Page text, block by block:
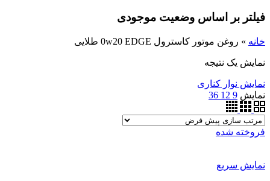
فیلتر بر اساس وضعیت موجودی
خانه » روغن موتور کاسترول 0w20 EDGE طلایی
نمایش یک نتیجه
نمایش نوار کناری
نمایش 9
12
36
فروخته شده
نمایش سریع